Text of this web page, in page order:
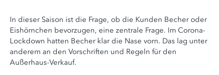
In dieser Saison ist die Frage, ob die Kunden Becher oder
Eishörnchen bevorzugen, eine zentrale Frage. Im Corona-
Lockdown hatten Becher klar die Nase vorn. Das lag unter
anderem an den Vorschriften und Regeln für den
Außerhaus-Verkauf.